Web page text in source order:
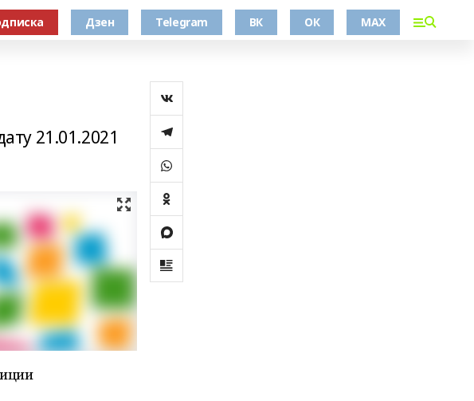
Дзен Telegram ВК ОК MAX
21.01.2021